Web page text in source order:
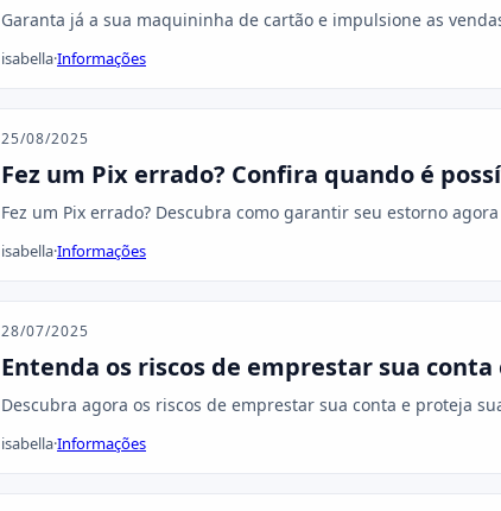
Garanta já a sua maquininha de cartão e impulsione as
isabella·Informações
25/08/2025
Fez um Pix errado? Confira quando é
Fez um Pix errado? Descubra como garantir seu estorno
isabella·Informações
28/07/2025
Entenda os riscos de emprestar sua
Descubra agora os riscos de emprestar sua conta e proteja
isabella·Informações